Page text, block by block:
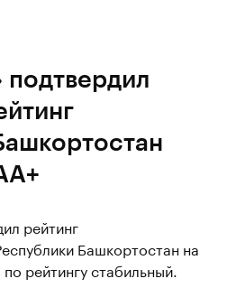
подтвердил
рейтинг
Башкортостан на
рейтингу стабильный.